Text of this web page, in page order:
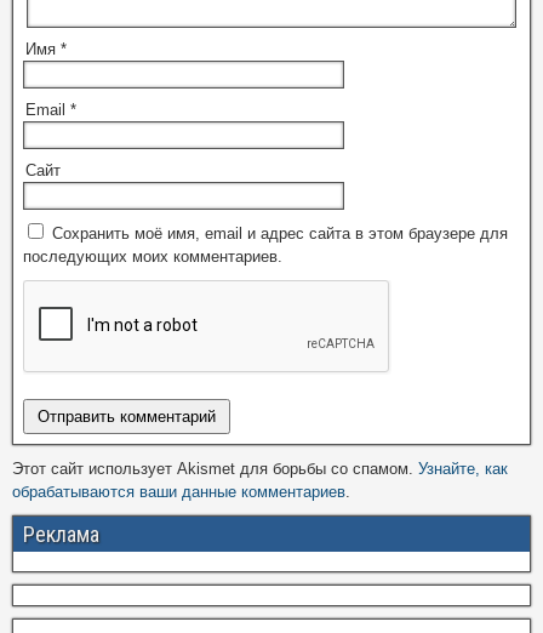
Имя *
Email *
Сайт
Сохранить моё имя, email и адрес сайта в этом браузере для
последующих моих комментариев.
Этот сайт использует Akismet для борьбы со спамом. Узнайте, как
обрабатываются ваши данные комментариев
Реклама